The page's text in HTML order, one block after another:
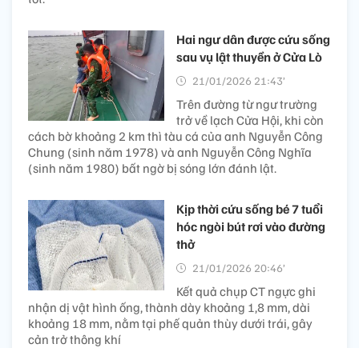
Hai ngư dân được cứu sống
sau vụ lật thuyền ở Cửa Lò
21/01/2026 21:43’
Trên đường từ ngư trường
trở về lạch Cửa Hội, khi còn
cách bờ khoảng 2 km thì tàu cá của anh Nguyễn Công
Chung (sinh năm 1978) và anh Nguyễn Công Nghĩa
(sinh năm 1980) bất ngờ bị sóng lớn đánh lật.
Kịp thời cứu sống bé 7 tuổi
hóc ngòi bút rơi vào đường
thở
21/01/2026 20:46’
Kết quả chụp CT ngực ghi
nhận dị vật hình ống, thành dày khoảng 1,8 mm, dài
khoảng 18 mm, nằm tại phế quản thùy dưới trái, gây
cản trở thông khí